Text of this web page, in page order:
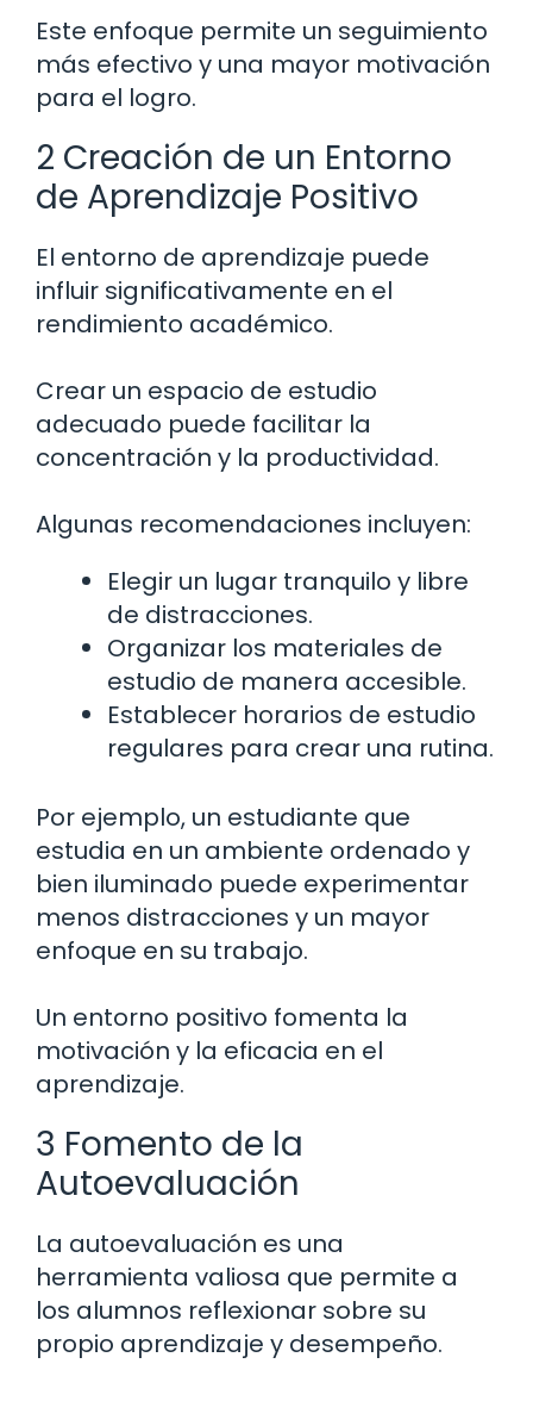
Este enfoque permite un seguimiento
más efectivo y una mayor motivación
para el logro.
2 Creación de un Entorno
de Aprendizaje Positivo
El entorno de aprendizaje puede
influir significativamente en el
rendimiento académico.
Crear un espacio de estudio
adecuado puede facilitar la
concentración y la productividad.
Algunas recomendaciones incluyen:
Elegir un lugar tranquilo y libre
de distracciones.
Organizar los materiales de
estudio de manera accesible.
Establecer horarios de estudio
regulares para crear una rutina.
Por ejemplo, un estudiante que
estudia en un ambiente ordenado y
bien iluminado puede experimentar
menos distracciones y un mayor
enfoque en su trabajo.
Un entorno positivo fomenta la
motivación y la eficacia en el
aprendizaje.
3 Fomento de la
Autoevaluación
La autoevaluación es una
herramienta valiosa que permite a
los alumnos reflexionar sobre su
propio aprendizaje y desempeño.